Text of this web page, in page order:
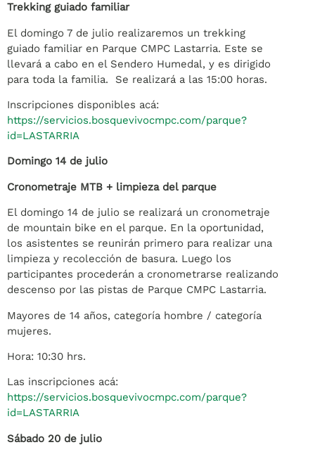
Trekking guiado familiar
El domingo 7 de julio realizaremos un trekking
guiado familiar en Parque CMPC Lastarria. Este se
llevará a cabo en el Sendero Humedal, y es dirigido
para toda la familia. Se realizará a las 15:00 horas.
Inscripciones disponibles acá:
https://servicios.bosquevivocmpc.com/parque?
id=LASTARRIA
Domingo 14 de julio
Cronometraje MTB + limpieza del parque
El domingo 14 de julio se realizará un cronometraje
de mountain bike en el parque. En la oportunidad,
los asistentes se reunirán primero para realizar una
limpieza y recolección de basura. Luego los
participantes procederán a cronometrarse realizando
descenso por las pistas de Parque CMPC Lastarria.
Mayores de 14 años, categoría hombre / categoría
mujeres.
Hora: 10:30 hrs.
Las inscripciones acá:
https://servicios.bosquevivocmpc.com/parque?
id=LASTARRIA
Sábado 20 de julio